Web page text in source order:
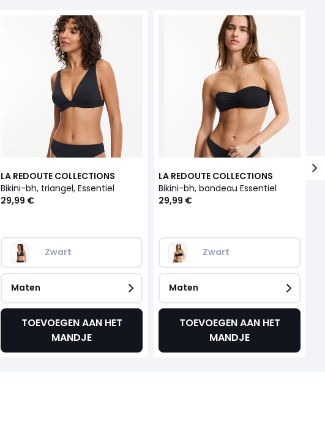
LA REDOUTE COLLECTIONS
Bikini-bh, triangel, Essentiel
29,99 €
Zwart
Maten
TOEVOEGEN AAN HET
MANDJE
LA REDOUTE COLLECTIONS
Bikini-bh, bandeau Essentiel
29,99 €
Zwart
Maten
TOEVOEGEN AAN HET
MANDJE